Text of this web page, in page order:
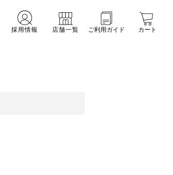
採用情報 店舗一覧 ご利用ガイド カート